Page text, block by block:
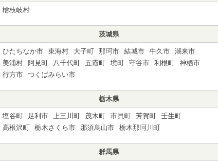
檜枝岐村
茨城県
ひたちなか市 東海村 大子町 那珂市 結城市 牛久市
潮来市
美浦村
阿見町 八千代町 五霞町 境町 守谷市 利根町
神栖市
行方市
つくばみらい市
栃木県
塩谷町 足利市 上三川町 茂木町 市貝町 芳賀町
壬生町
高根沢町
栃木さくら市 那須烏山市 栃木那珂川町
群馬県